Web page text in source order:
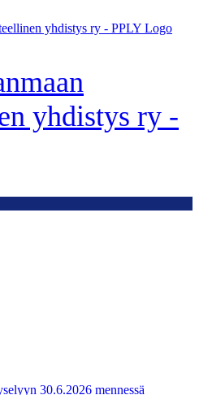
yhdistys ry -
30.6.2026 mennessä